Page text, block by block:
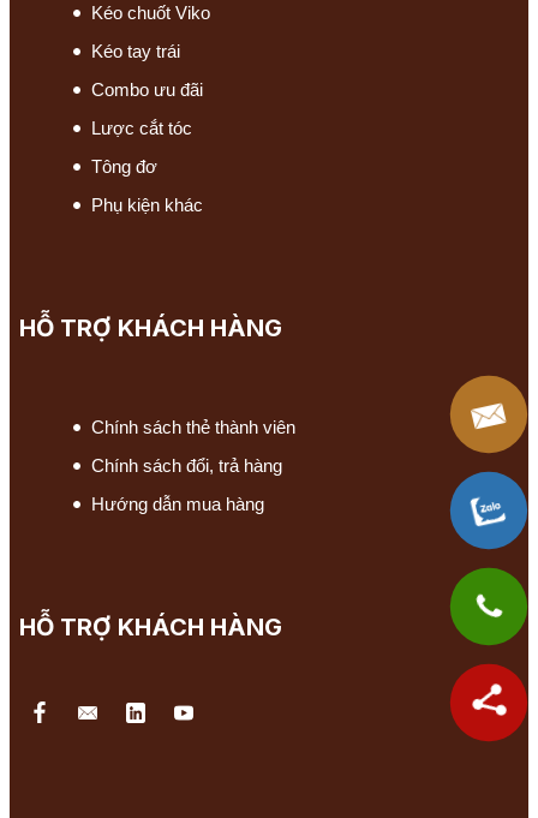
Kéo chuốt Viko
Kéo tay trái
Combo ưu đãi
Lược cắt tóc
Tông đơ
Phụ kiện khác
HỖ TRỢ KHÁCH HÀNG
Chính sách thẻ thành viên
Chính sách đổi, trả hàng
Hướng dẫn mua hàng
HỖ TRỢ KHÁCH HÀNG